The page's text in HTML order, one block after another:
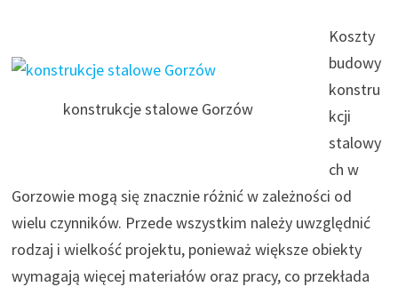
konstrukcje stalowe Gorzów
Koszty
budowy
konstru
kcji
stalowy
ch w
Gorzowie mogą się znacznie różnić w zależności od
wielu czynników. Przede wszystkim należy uwzględnić
rodzaj i wielkość projektu, ponieważ większe obiekty
wymagają więcej materiałów oraz pracy, co przekłada